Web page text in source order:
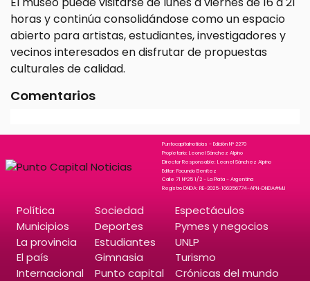
horas y continúa consolidándose como un espacio
abierto para artistas, estudiantes, investigadores y
vecinos interesados en disfrutar de propuestas
culturales de calidad.
Comentarios
Puntocapitalnoticias - Edición N° 2270
Propietario: Leonel Sánchez Alpino
Director Responsable: Leonel Sánchez Alpino
Editor: Facundo Benitez
Calle 71 N°25 1/2 - La Plata - Argentina
Registro DNDA: RE-2025-106356774-APN-DNDA#MJ
Política
Municipios
La provincia
El país
Internacional
Sociedad
Deportes
Estudiantes
Gimnasia
Punto capital
Espectáculos
Pymes y negocios
UNLP
Turismo
Crónicas del mundo